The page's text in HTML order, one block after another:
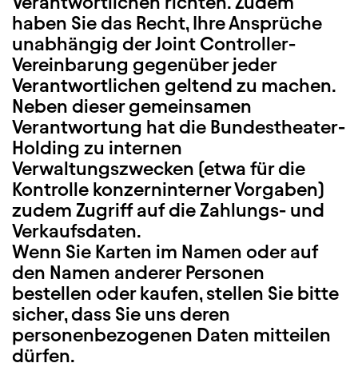
haben Sie das Recht, Ihre Ansprüche
unabhängig der Joint Controller-
Vereinbarung gegenüber jeder
Verantwortlichen geltend zu machen.
Neben dieser gemeinsamen
Verantwortung hat die Bundestheater-
Holding zu internen
Verwaltungszwecken (etwa für die
Kontrolle konzerninterner Vorgaben)
zudem Zugriff auf die Zahlungs- und
Verkaufsdaten.
Wenn Sie Karten im Namen oder auf
den Namen anderer Personen
bestellen oder kaufen, stellen Sie bitte
sicher, dass Sie uns deren
personenbezogenen Daten mitteilen
dürfen.